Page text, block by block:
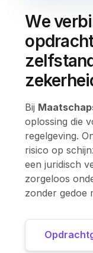
We
Bij
oplossing die
regelgeving.
risico op
een juridisch
zorgeloos
zonder gedoe